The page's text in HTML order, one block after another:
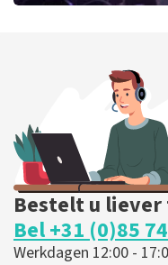
BESTEL NU
Bestelt u
Bel +31 (0)85
Werkdagen 12:00 -